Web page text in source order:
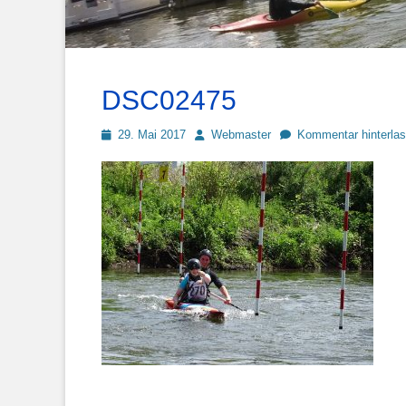
DSC02475
Posted29. Mai 2017 AutorWebmaster Kommentar